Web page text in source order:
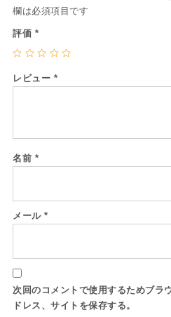
欄は必須項目です
評価 *
レビュー *
名前 *
メール*
次回のコメントで使用するためブラ
ドレス、サイトを保存する。